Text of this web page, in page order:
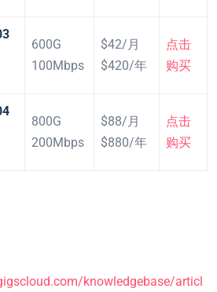
600G
100Mbps
$42/月
$420/年
点击
购买
800G
200Mbps
$88/月
$880/年
点击
购买
knowledgebase/articl